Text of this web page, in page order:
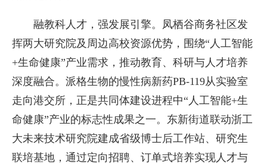
融教科人才，强发展引擎。凤栖谷商务社区发
挥两大研究院及周边高校资源优势，围绕“人工智能
+生命健康”产业需求，推动教育、科研与人才培养
深度融合。派格生物的慢性病新药PB-119从实验室
走向港交所，正是共同体建设进程中“人工智能+生
命健康”产业的标志性成果之一。东新街道联动浙工
大未来技术研究院建成省级博士后工作站、研究生
联培基地，通过定向招聘、订单式培养实现人才与